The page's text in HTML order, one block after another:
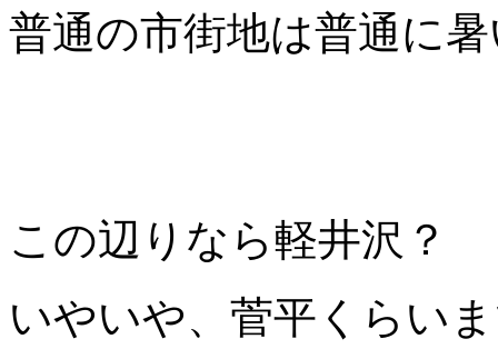
普通の市街地は普通に
この辺りなら軽井沢？
いやいや、菅平くらい